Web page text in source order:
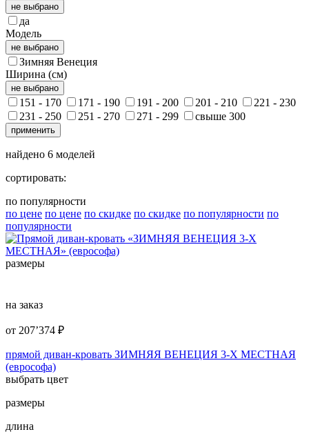
не выбрано
да
Модель
не выбрано
Зимняя Венеция
Ширина (см)
не выбрано
151 - 170 171 - 190 191 - 200 201 - 210
221 - 230
231 - 250
251 - 270 271 - 299 свыше 300
применить
найдено 6 моделей
сортировать:
по популярности
по цене по цене по скидке по скидке по популярности по
популярности
размеры
на заказ
от 207’374 ₽
прямой диван-кровать ЗИМНЯЯ ВЕНЕЦИЯ 3-Х МЕСТНАЯ
(еврософа)
выбрать цвет
размеры
длина